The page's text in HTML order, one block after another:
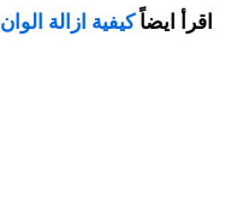
اقرأ ايضاًكيفية ازالة